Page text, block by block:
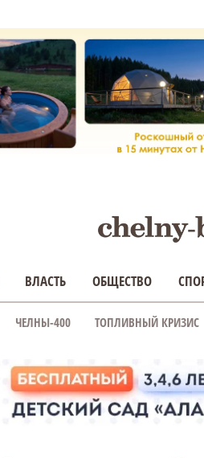
ВЛАСТЬ ОБЩЕСТВО
ЧЕЛНЫ-400 ТОПЛИВНЫЙ КРИЗИС